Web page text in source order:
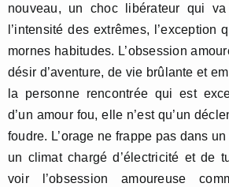
nouveau, un choc libérateur qui
l’intensité des extrêmes, l’exception
mornes habitudes. L’obsession
désir d’aventure, de vie brûlante et
la personne rencontrée qui est
d’un amour fou, elle n’est qu’un
foudre. L’orage ne frappe pas dans
un climat chargé d’électricité et de
voir l’obsession amoureuse